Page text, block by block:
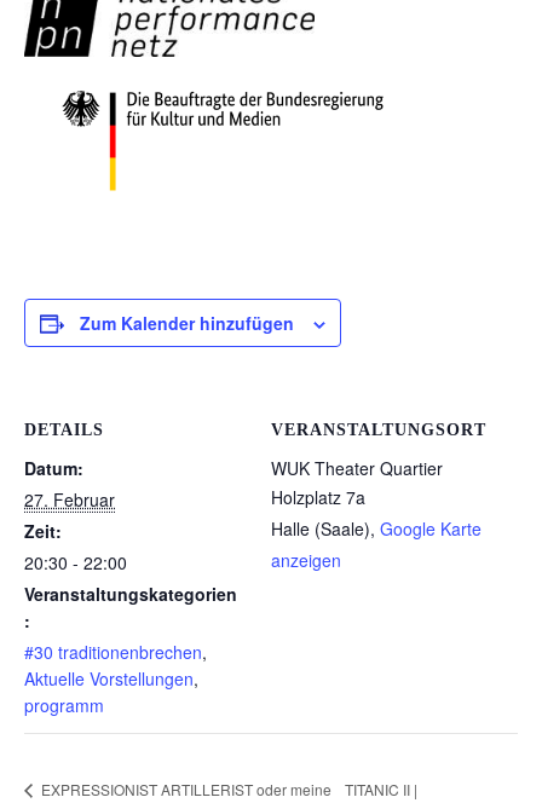
Zum Kalender hinzufügen
DETAILS
Datum:
27. Februar
Zeit:
20:30 - 22:00
Veranstaltungskategorien
:
#30 traditionenbrechen,
Aktuelle Vorstellungen,
programm
VERANSTALTUNGSORT
WUK Theater Quartier
Holzplatz 7a
Halle (Saale), Google Karte
anzeigen
EXPRESSIONIST ARTILLERIST oder meine TITANIC II |